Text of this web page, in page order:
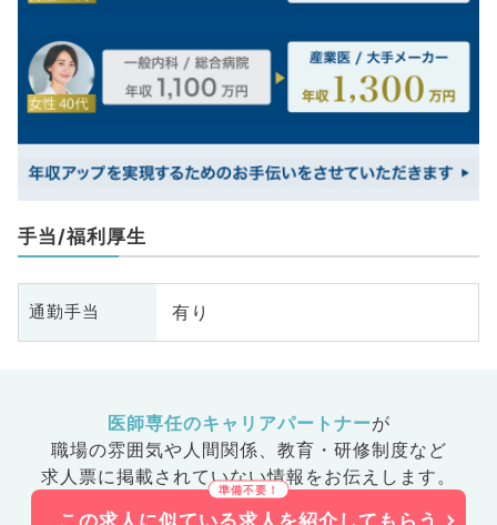
手当/福利厚生
通勤手当 有り
医師専任のキャリアパートナーが
職場の雰囲気や人間関係、 教育・研修制度など
求人票に掲載されていない情報をお伝えします。